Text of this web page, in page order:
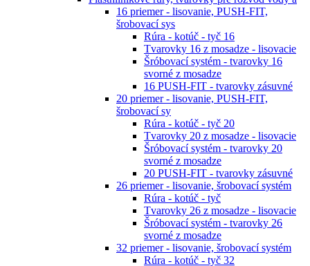
16 priemer - lisovanie, PUSH-FIT,
šrobovací sys
Rúra - kotúč - tyč 16
Tvarovky 16 z mosadze - lisovacie
Šróbovací systém - tvarovky 16
svorné z mosadze
16 PUSH-FIT - tvarovky zásuvné
20 priemer - lisovanie, PUSH-FIT,
šrobovací sy
Rúra - kotúč - tyč 20
Tvarovky 20 z mosadze - lisovacie
Šróbovací systém - tvarovky 20
svorné z mosadze
20 PUSH-FIT - tvarovky zásuvné
26 priemer - lisovanie, šrobovací systém
Rúra - kotúč - tyč
Tvarovky 26 z mosadze - lisovacie
Šróbovací systém - tvarovky 26
svorné z mosadze
32 priemer - lisovanie, šrobovací systém
Rúra - kotúč - tyč 32